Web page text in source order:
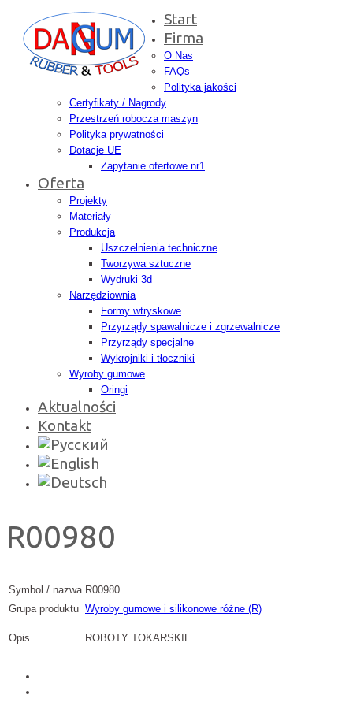
Start
Firma
O Nas
FAQs
Polityka jakości
Certyfikaty / Nagrody
Przestrzeń robocza maszyn
Polityka prywatności
Dotacje UE
Zapytanie ofertowe nr1
Oferta
Projekty
Materiały
Produkcja
Uszczelnienia techniczne
Tworzywa sztuczne
Wydruki 3d
Narzędziownia
Formy wtryskowe
Przyrządy spawalnicze i zgrzewalnicze
Przyrządy specjalne
Wykrojniki i tłoczniki
Wyroby gumowe
Oringi
Aktualności
Kontakt
R00980
Symbol / nazwa R00980
Grupa produktu Wyroby gumowe i silikonowe różne (R)
Opis ROBOTY TOKARSKIE